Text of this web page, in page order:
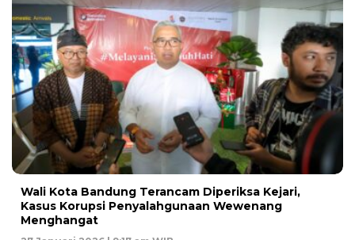
Wali Kota Bandung Terancam Diperiksa Kejari,
Kasus Korupsi Penyalahgunaan Wewenang
Menghangat